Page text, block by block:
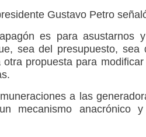
Gustavo Petro
es para asustarnos
sea del presupuesto,
otra propuesta para
a las
mecanismo anacrónico